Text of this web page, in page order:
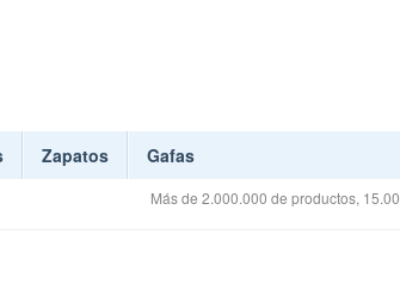
Zapatos Gafas
Más de 2.000.000 de productos,